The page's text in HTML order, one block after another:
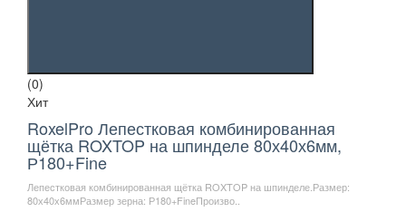
(0)
Хит
RoxelPro Лепестковая комбинированная
щётка ROXTOP на шпинделе 80х40х6мм,
Р180+Fine
Лепестковая комбинированная щётка ROXTOP на шпинделе.Размер:
80х40х6ммРазмер зерна: Р180+FineПроизво..